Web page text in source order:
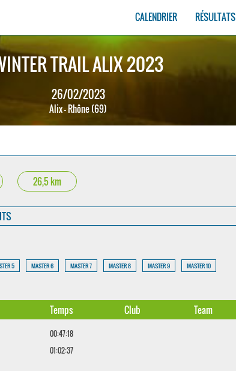
CALENDRIER RÉSULTATS
TRAIL ALIX 2023
26/02/2023
Alix - Rhône (69)
26,5 km
5 MASTER 6 MASTER 7 MASTER 8 MASTER 9 MASTER 10
Temps Club Team
00:47:18
01:02:37